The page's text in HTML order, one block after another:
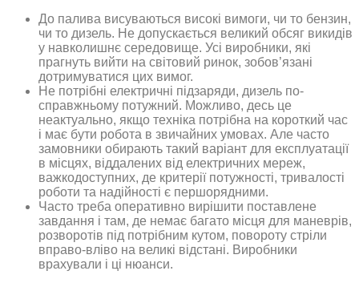
До палива висуваються високі вимоги, чи то бензин,
чи то дизель. Не допускається великий обсяг викидів
у навколишнє середовище. Усі виробники, які
прагнуть вийти на світовий ринок, зобов’язані
дотримуватися цих вимог.
Не потрібні електричні підзаряди, дизель по-
справжньому потужний. Можливо, десь це
неактуально, якщо техніка потрібна на короткий час
і має бути робота в звичайних умовах. Але часто
замовники обирають такий варіант для експлуатації
в місцях, віддалених від електричних мереж,
важкодоступних, де критерії потужності, тривалості
роботи та надійності є першорядними.
Часто треба оперативно вирішити поставлене
завдання і там, де немає багато місця для маневрів,
розворотів під потрібним кутом, повороту стріли
вправо-вліво на великі відстані. Виробники
врахували і ці нюанси.